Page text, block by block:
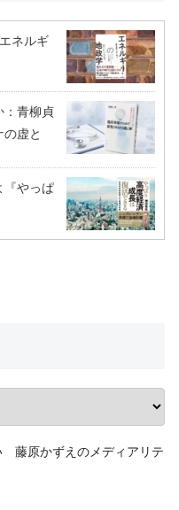
ネルギ
：青柳貞
虚と
『やっぱ
藤原かずえのメディアリテ